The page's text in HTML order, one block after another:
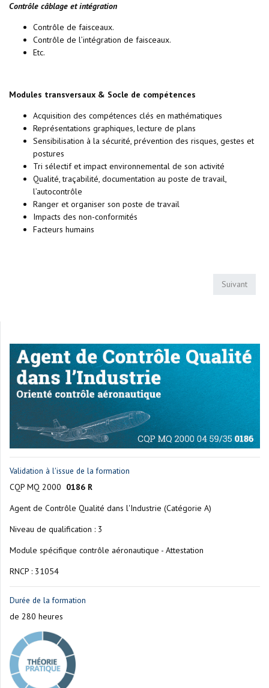
Contrôle câblage et intégration
Contrôle de faisceaux.
Contrôle de l’intégration de faisceaux.
Etc.
Modules transversaux & Socle de compétences
Acquisition des compétences clés en mathématiques
Représentations graphiques, lecture de plans
Sensibilisation à la sécurité, prévention des risques, gestes et
postures
Tri sélectif et impact environnemental de son activité
Qualité, traçabilité, documentation au poste de travail,
l’autocontrôle
Ranger et organiser son poste de travail
Impacts des non-conformités
Facteurs humains
Suivant
Validation à l'issue de la formation
CQP MQ 2000 0186 R
Agent de Contrôle Qualité dans l'Industrie (Catégorie A)
Niveau de qualification : 3
Module spécifique contrôle aéronautique - Attestation
RNCP : 31054
Durée de la formation
de 280 heures